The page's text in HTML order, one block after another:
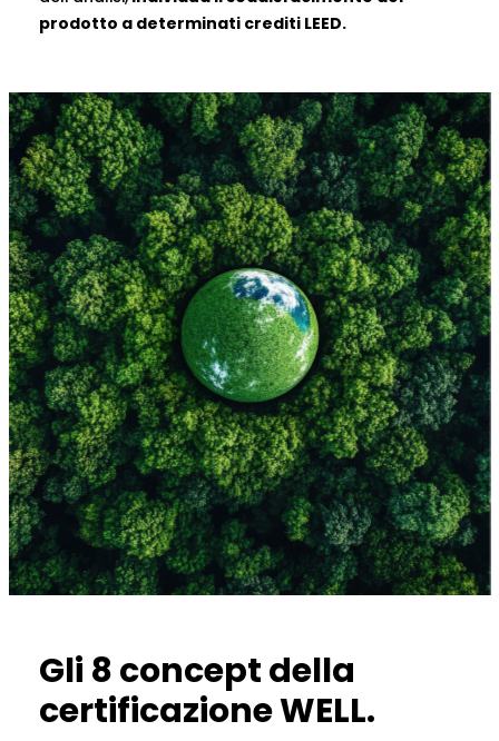
prodotto a determinati crediti LEED.
Gli 8 concept della
certificazione WELL.